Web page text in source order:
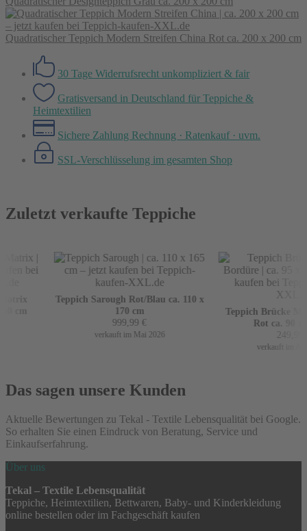
Quadratischer Teppich Modern Streifen China Rot ca. 200 x 200 cm
30 Tage Widerrufsrecht unkompliziert & fair
Gratisversand in Deutschland für Teppiche &
Heimtextilien
Sichere Zahlung Rechnung · Ratenkauf · uvm.
SSL-Verschlüsselung im gesamten Shop
Zuletzt verkaufte Teppiche
Teppich Sarough Rot/Blau ca. 110 x
170 cm
999,99€
verkauft im Mai 2026
Teppich Brücke Mir
Rot ca. 90 x
249,99
verkauft im April
Das sagen unsere Kunden
Aktuelle Bewertungen zu Tekal - Textile Lebensqualität bei Google.
So erhalten Sie einen Eindruck von Beratung, Service und
Einkaufserfahrung.
Über uns
Tekal – Textile Lebensqualität
Teppiche, Heimtextilien, Bettwaren, Baby- und Kinderkleidung
online bestellen oder im Fachgeschäft kaufen